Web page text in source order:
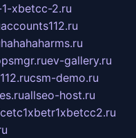
xbetcc-2.ru
accounts112.ru
hahahaharms.ru
ev-gallery.ru
csm-demo.ru
allseo-host.ru